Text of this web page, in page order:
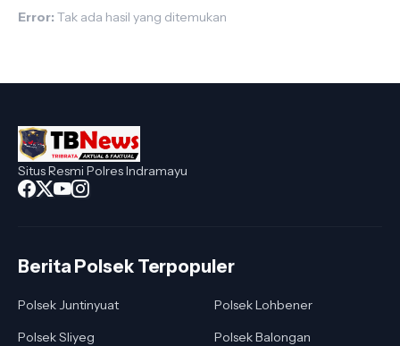
Error: Tak ada hasil yang ditemukan
Situs Resmi Polres Indramayu
Berita Polsek Terpopuler
Polsek Juntinyuat
Polsek Lohbener
Polsek Sliyeg
Polsek Balongan